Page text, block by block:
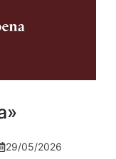
29/05/2026